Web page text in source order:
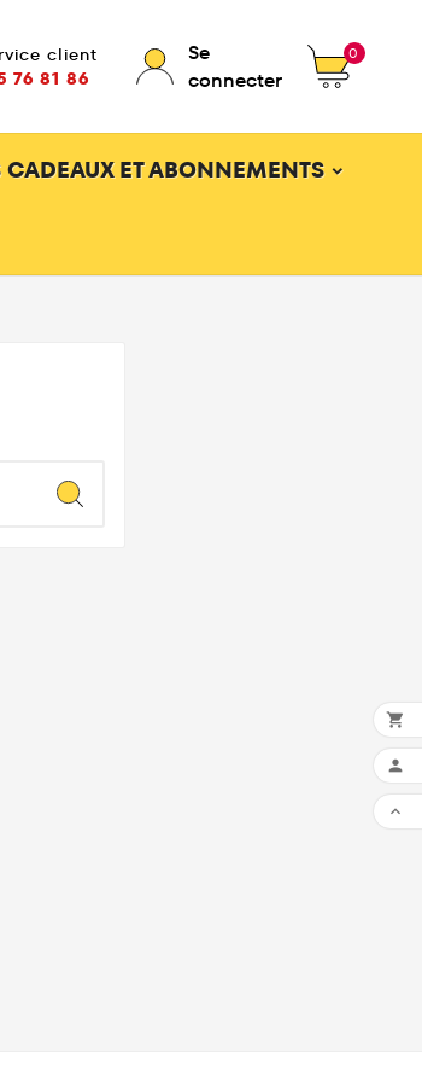
client
76 81 86
Se
connecter
0
CADEAUX ET ABONNEMENTS


